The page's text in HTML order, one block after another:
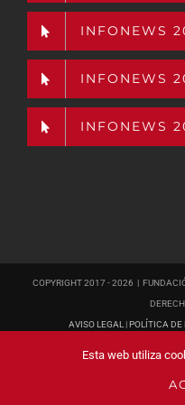
INFONEWS
INFONEWS
INFONEWS
COPYRIGHT 2017 -2026 |
AVISO LEGAL |POLÍTICA DE
Esta web utiliza